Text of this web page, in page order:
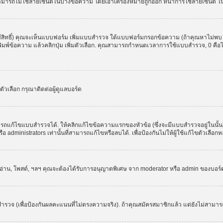
ถไม่ใช้ลายเซ็นต์ในบางข้อความ โดยเอาเครื่องหมายถูกออก หน้าการใช้ลายเซ็นต์
ธิ์) คุณจะเห็นแบบฟอร์ม เพิ่มแบบสำรวจ ใต้แบบฟอร์มกรอกข้อความ (ถ้าคุณหาไม่พ
มพ์ข้อความ แล้วคลิกปุ่ม เพิ่มตัวเลือก. คุณสามารถกำหนดเวลาการใช้แบบสำรวจ, 0 คื
วเลือก กรุณาติดต่อผู้ดูแลบอร์ด
แก้ไขแบบสำรวจได้. ให้คลิกแก้ไขข้อความแรกของหัวข้อ (ซึ่งจะมีแบบสำรวจอยู่ในนั้
administrators เท่านั้นที่สามารถแก้ไขหรือลบได้. เพื่อป้องกันไม่ให้ผู้ใช้แก้ไขตัวเลือก
น, โพสต์, ฯลฯ คุณจะต้องได้รับการอนุญาตพิเศษ จาก moderator หรือ admin ของบ
จ (เพื่อป้องกันผลคะแนนที่ไม่ตรงความจริง). ถ้าคุณสมัครสมาชิกแล้ว แต่ยังไม่สาม